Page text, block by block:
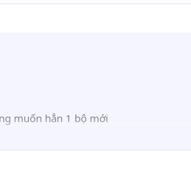
muốn hẳn 1 bộ mới
của riêng mình thì tự vẽ đi !!